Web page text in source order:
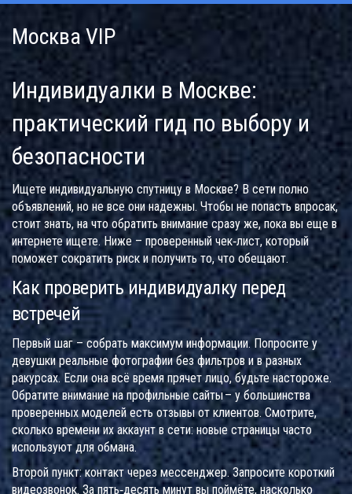
Москва VIP
Индивидуалки в Москве:
практический гид по выбору и
безопасности
Ищете индивидуальную спутницу в Москве? В сети полно
объявлений, но не все они надежны. Чтобы не попасть впросак,
стоит знать, на что обратить внимание сразу же, пока вы еще в
интернете ищете. Ниже – проверенный чек‑лист, который
поможет сократить риск и получить то, что обещают.
Как проверить индивидуалку перед
встречей
Первый шаг – собрать максимум информации. Попросите у
девушки реальные фотографии без фильтров и в разных
ракурсах. Если она всё время прячет лицо, будьте настороже.
Обратите внимание на профильные сайты – у большинства
проверенных моделей есть отзывы от клиентов. Смотрите,
сколько времени их аккаунт в сети: новые страницы часто
используют для обмана.
Второй пункт: контакт через мессенджер. Запросите короткий
видеозвонок. За пять‑десять минут вы поймёте, насколько